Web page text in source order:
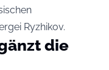
Ryzhikov.
die